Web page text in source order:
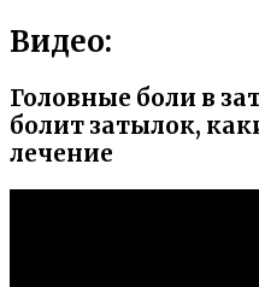
Видео:
Головные боли в
болит затылок,
лечение